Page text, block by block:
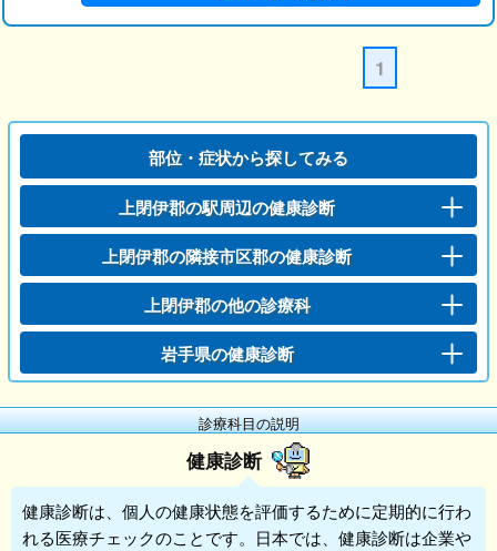
1
部位・症状から探してみる
上閉伊郡の駅周辺の健康診断
上閉伊郡の隣接市区郡の健康診断
上閉伊郡の他の診療科
岩手県の健康診断
診療科目の説明
健康診断
健康診断は、個人の健康状態を評価するために定期的に行わ
れる医療チェックのことです。日本では、健康診断は企業や